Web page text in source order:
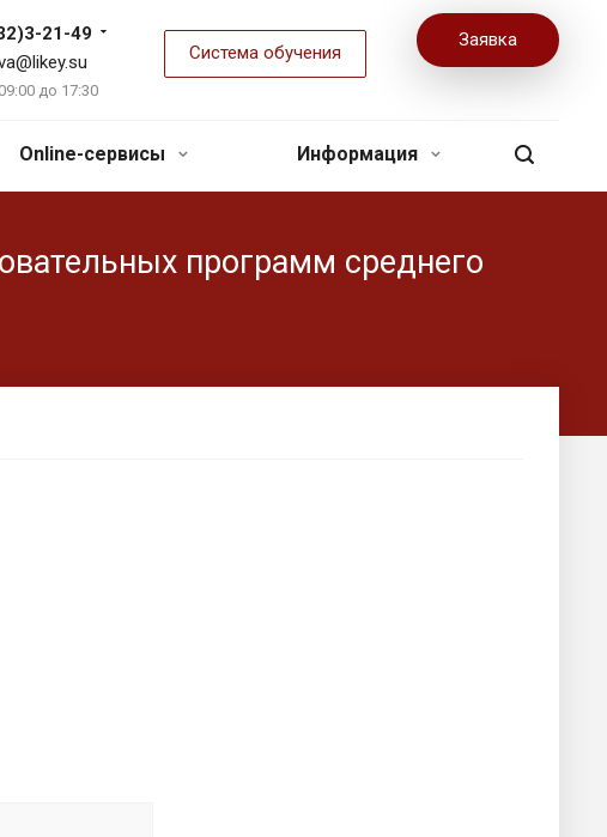
21-49
до 17:30
Система обучения
Заявка
Online-сервисы Информация
программ среднего